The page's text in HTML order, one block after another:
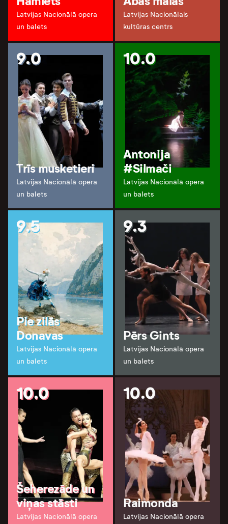
Latvijas Nacionālā opera
un balets
Latvijas Nacionālais
kultūras centrs
9.0
Trīs musketieri
Latvijas Nacionālā opera
un balets
10.0
Antonija
#Silmači
Latvijas Nacionālā opera
un balets
9.5
Pie zilās
Donavas
Latvijas Nacionālā opera
un balets
9.3
Pērs Gints
Latvijas Nacionālā opera
un balets
10.0
Šeherezāde un
viņas stāsti
Latvijas Nacionālā opera
10.0
Raimonda
Latvijas Nacionālā opera